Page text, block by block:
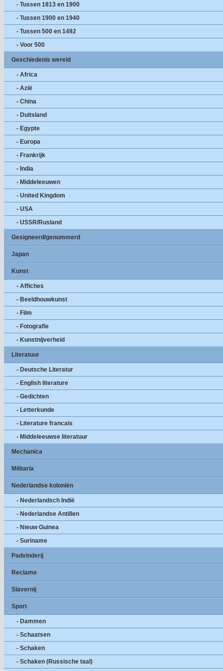
- Tussen 1813 en 1900
- Tussen 1900 en 1940
- Tussen 500 en 1492
- Voor 500
Geschiedenis wereld
- Africa
- Azië
- China
- Duitsland
- Egypte
- Europa
- Frankrijk
- India
- Middeleeuwen
- United Kingdom
- USA
- USSR/Rusland
Gesigneerd/genummerd
Japan
Kunst
- Affiches
- Beeldhouwkunst
- Film
- Fotografie
- Kunstnijverheid
Literatuur
- Deutsche Literatur
- English literature
- Gedichten
- Letterkunde
- Literature francais
- Middeleeuwse literatuur
Mechanica
Militaria
Nederlandse koloniën
- Nederlandsch Indië
- Nederlandse Antillen
- Nieuw Guinea
- Suriname
Padvinderij
Reclame
Slavernij
Sport
- Dammen
- Schaatsen
- Schaken
- Schaken (Russische taal)